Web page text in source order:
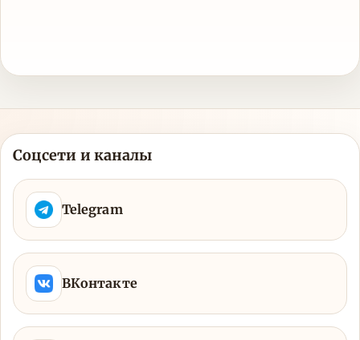
Соцсети и каналы
Telegram
ВКонтакте